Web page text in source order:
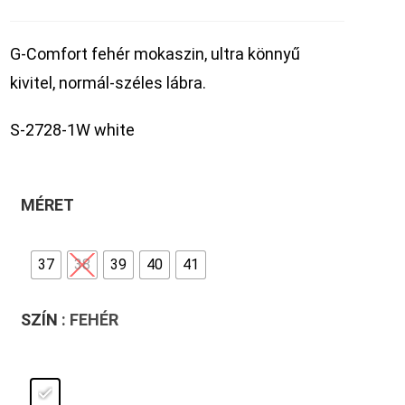
G-Comfort fehér mokaszin, ultra könnyű
kivitel, normál-széles lábra.
S-2728-1W white
MÉRET
37 38 39 40 41
SZÍN : FEHÉR